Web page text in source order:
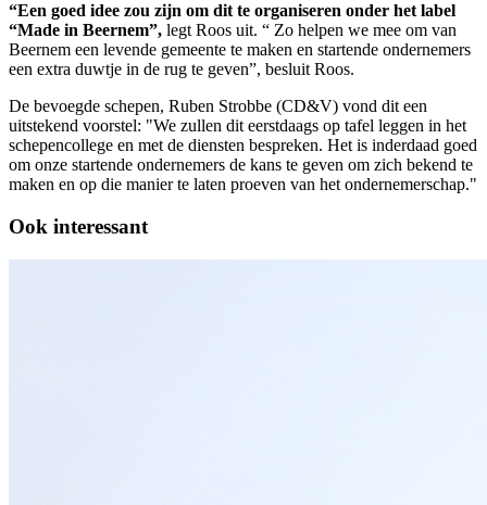
“Een goed idee zou zijn om dit te organiseren onder het label
“Made in Beernem”, legt Roos uit. “ Zo helpen we mee om van
Beernem een levende gemeente te maken en startende ondernemers
een extra duwtje in de rug te geven”, besluit Roos.
De bevoegde schepen, Ruben Strobbe (CD&V) vond dit een
uitstekend voorstel: "We zullen dit eerstdaags op tafel leggen in het
schepencollege en met de diensten bespreken. Het is inderdaad goed
om onze startende ondernemers de kans te geven om zich bekend te
maken en op die manier te laten proeven van het ondernemerschap."
Ook interessant